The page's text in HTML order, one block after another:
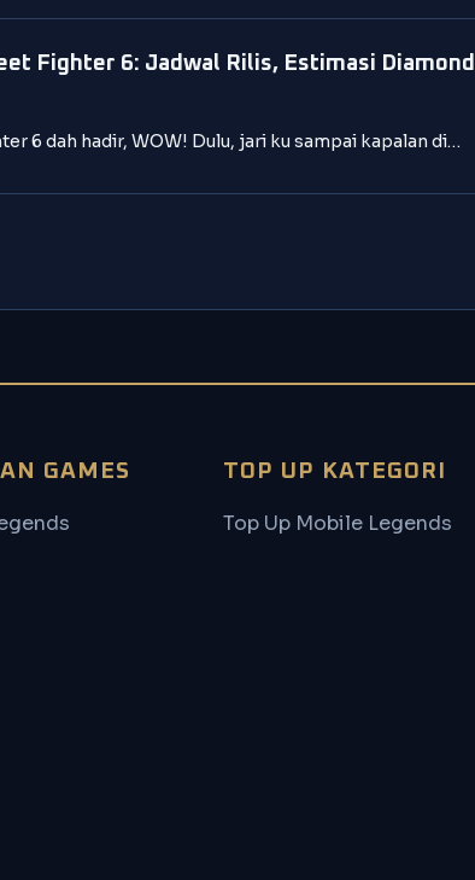
Fighter 6: Jadwal Rilis, Estimasi
6 dah hadir, WOW! Dulu, jari ku sampai kapalan di…
GAMES TOP UP KATEGORI
Top Up Mobile Legends